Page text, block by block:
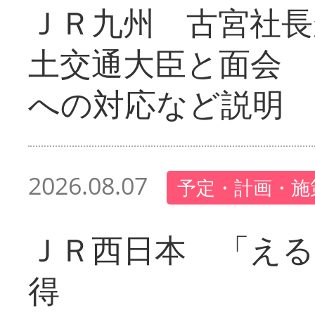
ＪＲ九州 古宮社
土交通大臣と面会
への対応など説明
2026.08.07 予定・計画・
ＪＲ西日本 「え
得